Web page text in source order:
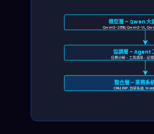
模型層 – Qwen 大
Qwen3-235B, Qwen2-VL,
協調層 – Agent
任務分解、工具調用、記
整合層 – 業務系
CRM, ERP, 自研系統,